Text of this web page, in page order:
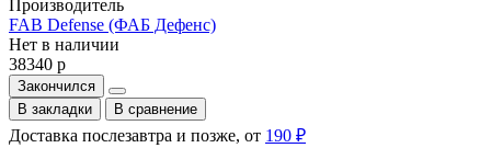
Производитель
FAB Defense (ФАБ Дефенс)
Нет в наличии
38340 р
Закончился
В закладки
В сравнение
Доставка послезавтра и позже, от 190 ₽